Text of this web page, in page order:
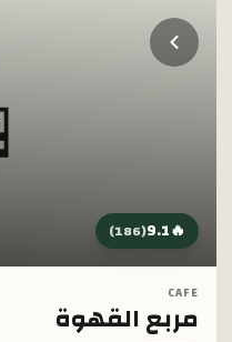
تخطي إلى المحتوى الرئيسي
🔥
9.1
(
186
)
CAFE
مربع القهوة